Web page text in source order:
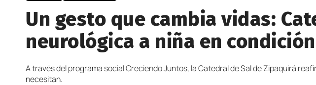
Un gesto que cambia vidas:
neurológica a niña en
A través del programa social Creciendo Juntos, la Catedral de Sal de Zipaquirá
necesitan.